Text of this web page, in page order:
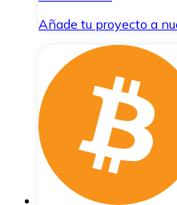
Añade tu proyecto a